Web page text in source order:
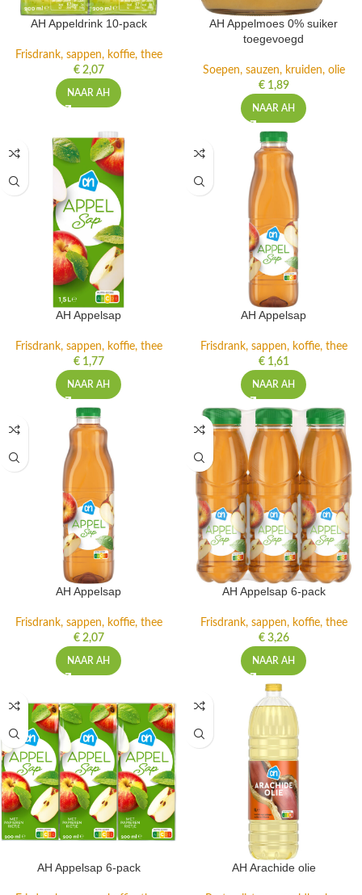
AH Appeldrink 10-pack
Frisdrank, sappen, koffie, thee
€2,07
NAAR AH
AH Appelmoes 0% suiker
toegevoegd
Soepen, sauzen, kruiden, olie
€1,89
NAAR AH
AH Appelsap
Frisdrank, sappen, koffie, thee
€1,77
NAAR AH
AH Appelsap
Frisdrank, sappen, koffie, thee
€1,61
NAAR AH
AH Appelsap
Frisdrank, sappen, koffie, thee
€2,07
NAAR AH
AH Appelsap 6-pack
Frisdrank, sappen, koffie, thee
€3,26
NAAR AH
AH Appelsap 6-pack AH Arachide olie